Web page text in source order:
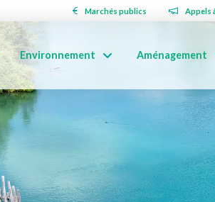
Marchés publics Appels
Environnement Aménagement